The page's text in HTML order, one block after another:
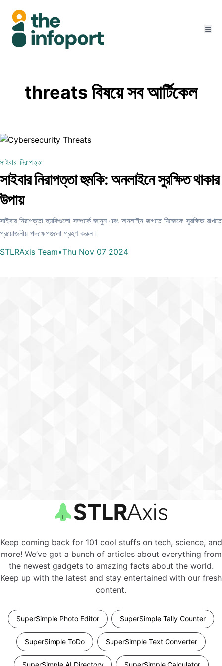
threats বিষয়ে সব আর্টিকেল
সাইবার নিরাপত্তা
সাইবার নিরাপত্তা হুমকি: অনলাইনে সুরক্ষিত থাকার
উপায়
সাইবার নিরাপত্তা হুমকিগুলো সম্পর্কে জানুন এবং অনলাইন জগতে নিজেকে সুরক্ষিত রাখতে
প্রয়োজনীয় পদক্ষেপগুলো গ্রহণ করুন।
STLRAxis Team•Thu Nov 07 2024
Keep coming back for 101 cool stuffs on tech, science, and
more! We’ve got a bunch of articles about everything from
the newest gadgets to amazing facts about the world.
Keep up with the latest and stay entertained with our fresh
content.
SuperSimple Photo Editor SuperSimple Tally Counter
SuperSimple ToDo SuperSimple Text Converter